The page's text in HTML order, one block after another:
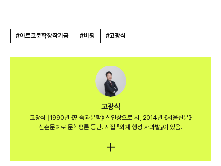
#아르코문학창작기금 #비평 #고광식
고광식
고광식∥1990년 《민족과문학》 신인상으로 시, 2014년 《서울신문》
신춘문예로 문학평론 등단. 시집 『외계 행성 사과밭』이 있음.